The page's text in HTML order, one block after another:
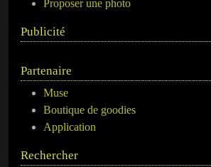
Proposer une photo
Publicité
Partenaire
Muse
Boutique de goodies
Application
Rechercher